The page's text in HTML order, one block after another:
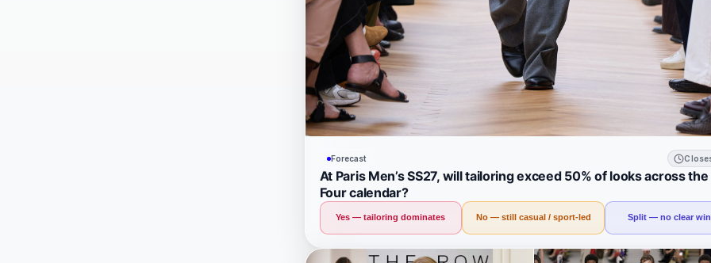
Forecast
At Paris Men’s SS27, will tailoring exceed 50% of looks across the
Four calendar?
Yes — tailoring dominates No — still casual / sport-led Split — no clear